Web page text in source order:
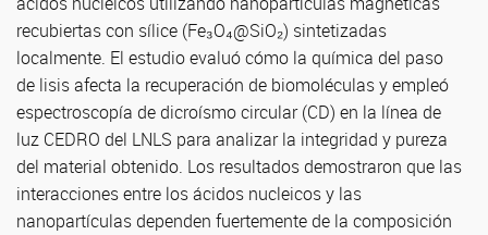
recubiertas con sílice (Fe₃O₄@SiO₂) sintetizadas
localmente. El estudio evaluó cómo la química del paso
de lisis afecta la recuperación de biomoléculas y empleó
espectroscopía de dicroísmo circular (CD) en la línea de
luz CEDRO del LNLS para analizar la integridad y pureza
del material obtenido. Los resultados demostraron que las
interacciones entre los ácidos nucleicos y las
nanopartículas dependen fuertemente de la composición